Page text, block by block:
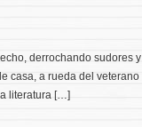
derrochando sudores y
casa, a rueda del veterano
literatura […]